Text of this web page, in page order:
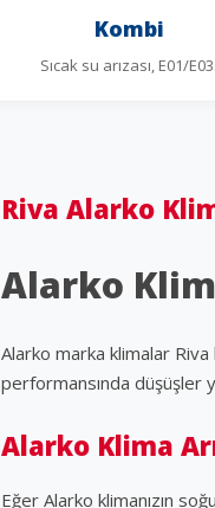
Kombi
Sıcak su arızası, E01/E03.
Riva Alarko
Alarko
Alarko marka klimalar Riva
performansında düşüşler
Alarko Klima
Eğer Alarko klimanızın